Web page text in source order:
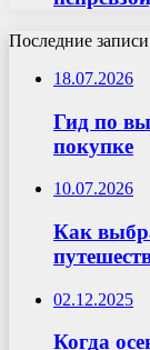
Последние записи
18.07.2026
Гид по
покупке
10.07.2026
Как
02.12.2025
Когда